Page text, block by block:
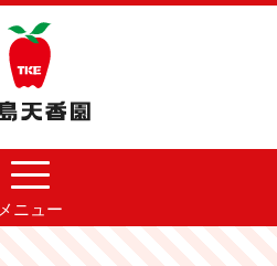
メニュー